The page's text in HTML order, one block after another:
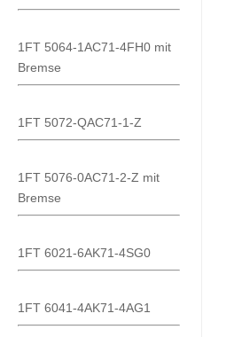
1FT 5064-1AC71-4FH0 mit
Bremse
1FT 5072-QAC71-1-Z
1FT 5076-0AC71-2-Z mit
Bremse
1FT 6021-6AK71-4SG0
1FT 6041-4AK71-4AG1